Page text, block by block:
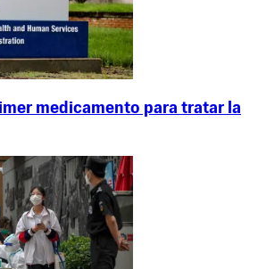
medicamento para tratar la